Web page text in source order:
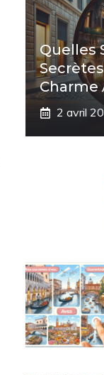
Quelles
Charme
2 avril